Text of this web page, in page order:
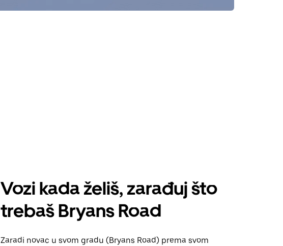
Vozi kada želiš, zarađuj što
trebaš Bryans Road
Zaradi novac u svom gradu (Bryans Road) prema svom